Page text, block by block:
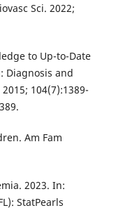
Sci. 2022;
to Up-to-Date
Diagnosis and
104(7):1389-
Am Fam
2023. In:
StatPearls